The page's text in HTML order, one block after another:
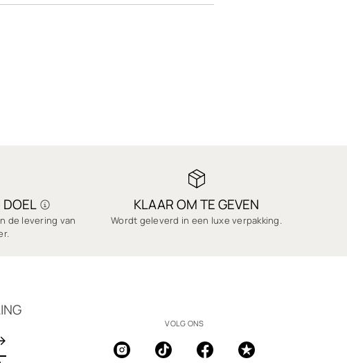
DOEL
de levering van
KLAAR OM TE GEVEN
Wordt geleverd in een luxe verpakking.
VOLG ONS